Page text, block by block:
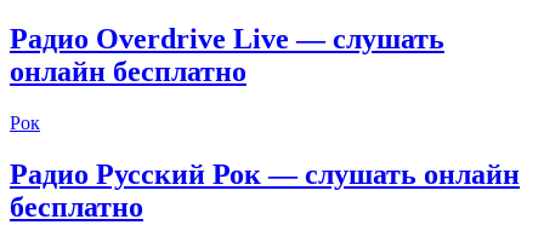
Радио Overdrive Live — слушать
онлайн бесплатно
Рок
Радио Русский Рок — слушать онлайн
бесплатно